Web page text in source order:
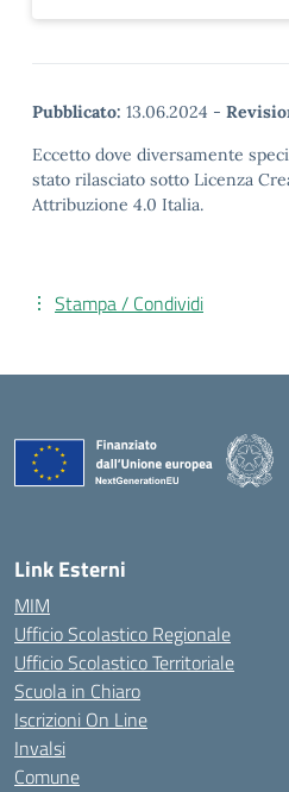
Pubblicato: 13.06.2024 -
Eccetto dove diversamente
stato rilasciato sotto Licenza
Attribuzione 4.0 Italia.
Stampa / Condividi
Link Esterni
MIM
Ufficio Scolastico Regionale
Ufficio Scolastico Territoriale
Scuola in Chiaro
Iscrizioni On Line
Invalsi
Comune